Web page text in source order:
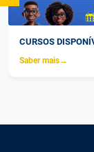
CURSOS
Saber mais→